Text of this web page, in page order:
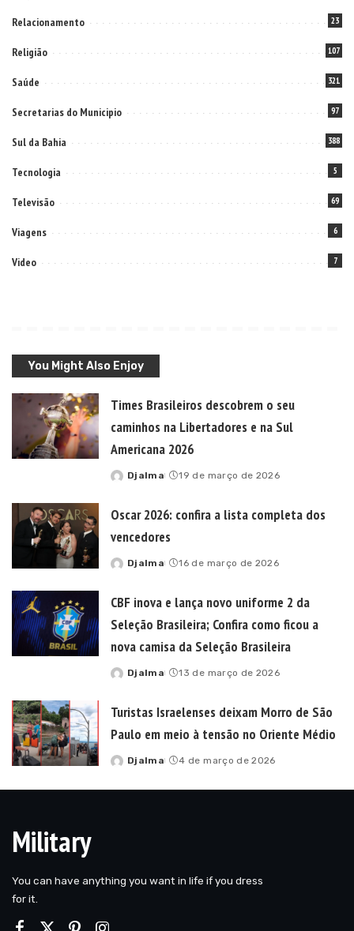
Relacionamento 23
Religião 107
Saúde 321
Secretarias do Municipio 97
Sul da Bahia 388
Tecnologia 5
Televisão 69
Viagens 6
Video 7
You Might Also Enjoy
Times Brasileiros descobrem o seu
caminhos na Libertadores e na Sul
Americana 2026
Posted
Djalma 19 de março de 2026
Oscar 2026: confira a lista completa dos
vencedores
Posted
Djalma 16 de março de 2026
CBF inova e lança novo uniforme 2 da
Seleção Brasileira; Confira como ficou a
nova camisa da Seleção Brasileira
Posted
Djalma 13 de março de 2026
Turistas Israelenses deixam Morro de São
Paulo em meio à tensão no Oriente Médio
Posted
Djalma 4 de março de 2026
Military
You can have anything you want in life if you dress
for it.